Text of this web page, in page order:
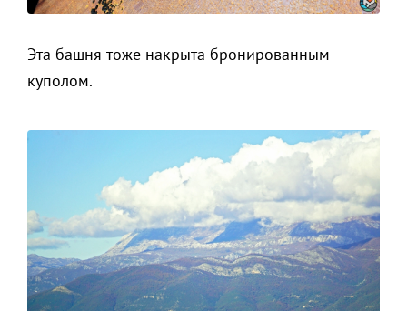
Эта башня тоже накрыта бронированным
куполом.